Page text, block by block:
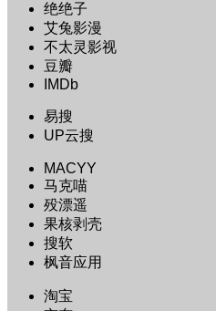
绝绝子
艾兔影漫
不太灵影视
豆瓣
IMDb
易搜
UP云搜
MACYY
马克喵
殁漂遥
果核剥壳
搜软
枫音应用
淘宝